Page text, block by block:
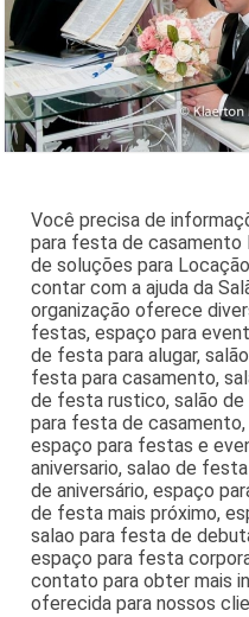
Você precisa de
para festa de casamento
de soluções para
contar com a ajuda da
organização oferece
festas, espaço para
de festa para alugar,
festa para casamento,
de festa rustico, salão
para festa de
espaço para festas e
aniversario, salao de
de aniversário, espaço
de festa mais próximo,
salao para festa de
espaço para festa
contato para obter mais
oferecida para nossos